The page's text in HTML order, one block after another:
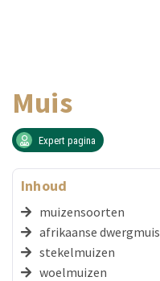
Muis
Expert pagina
Inhoud
muizensoorten
afrikaanse dwergmuis
stekelmuizen
woelmuizen